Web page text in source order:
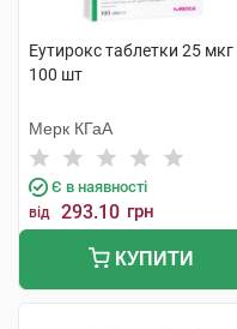
Еутирокс таблетки 25 мкг
100 шт
Мерк КГаА
Є в наявності
від 293.10 грн
КУПИТИ